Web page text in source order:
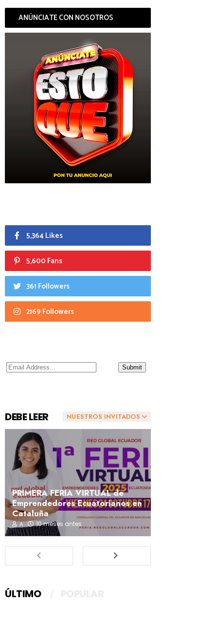
ANÚNCIATE CON NOSOTROS
5,364 Likes
5,600 Fans
361 Followers
2169 Followers
NUESTROS INVITADOS
DEBE LEER
PRIMERA FERIA VIRTUAL de
Emprendedores Ecuatorianos en
Cataluña
A 10 meses antes
ÚLTIMO